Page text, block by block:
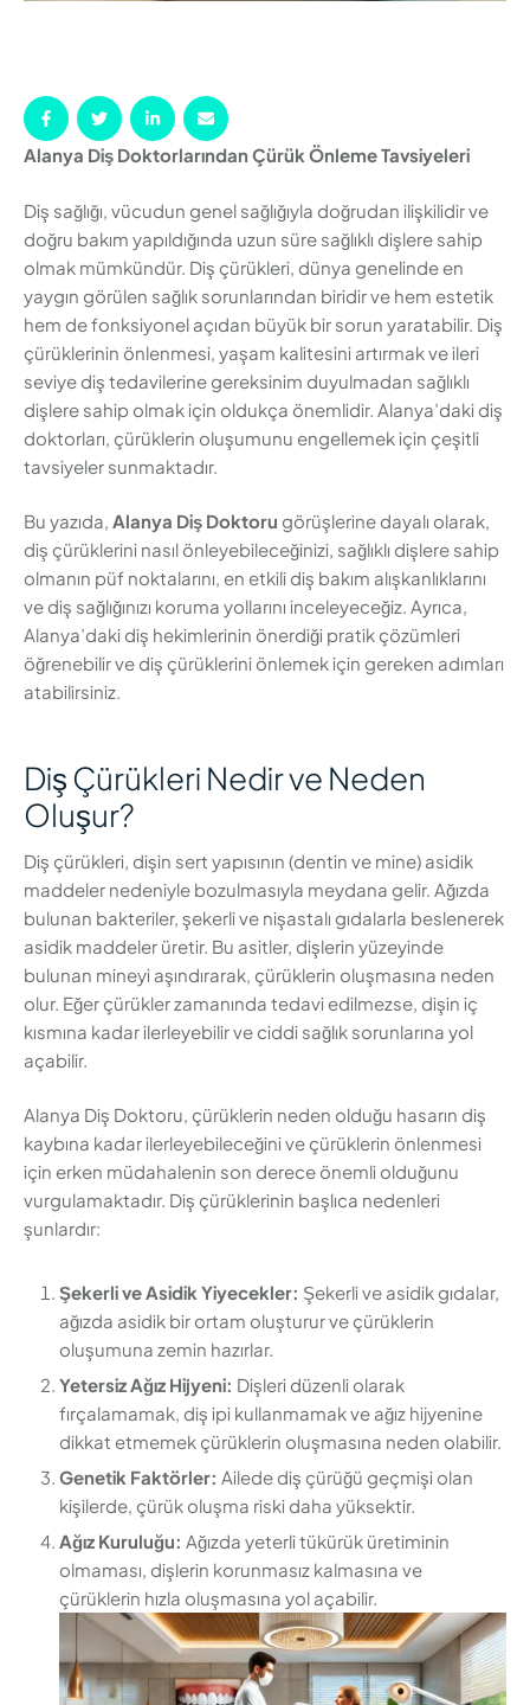
Alanya Diş Doktorlarından Çürük Önleme Tavsiyeleri
Diş sağlığı, vücudun genel sağlığıyla doğrudan ilişkilidir ve
doğru bakım yapıldığında uzun süre sağlıklı dişlere sahip
olmak mümkündür. Diş çürükleri, dünya genelinde en
yaygın görülen sağlık sorunlarından biridir ve hem estetik
hem de fonksiyonel açıdan büyük bir sorun yaratabilir. Diş
çürüklerinin önlenmesi, yaşam kalitesini artırmak ve ileri
seviye diş tedavilerine gereksinim duyulmadan sağlıklı
dişlere sahip olmak için oldukça önemlidir. Alanya’daki diş
doktorları, çürüklerin oluşumunu engellemek için çeşitli
tavsiyeler sunmaktadır.
Bu yazıda, Alanya Diş Doktoru görüşlerine dayalı olarak,
diş çürüklerini nasıl önleyebileceğinizi, sağlıklı dişlere sahip
olmanın püf noktalarını, en etkili diş bakım alışkanlıklarını
ve diş sağlığınızı koruma yollarını inceleyeceğiz. Ayrıca,
Alanya’daki diş hekimlerinin önerdiği pratik çözümleri
öğrenebilir ve diş çürüklerini önlemek için gereken adımları
atabilirsiniz.
Diş Çürükleri Nedir ve Neden
Oluşur?
Diş çürükleri, dişin sert yapısının (dentin ve mine) asidik
maddeler nedeniyle bozulmasıyla meydana gelir. Ağızda
bulunan bakteriler, şekerli ve nişastalı gıdalarla beslenerek
asidik maddeler üretir. Bu asitler, dişlerin yüzeyinde
bulunan mineyi aşındırarak, çürüklerin oluşmasına neden
olur. Eğer çürükler zamanında tedavi edilmezse, dişin iç
kısmına kadar ilerleyebilir ve ciddi sağlık sorunlarına yol
açabilir.
Alanya Diş Doktoru, çürüklerin neden olduğu hasarın diş
kaybına kadar ilerleyebileceğini ve çürüklerin önlenmesi
için erken müdahalenin son derece önemli olduğunu
vurgulamaktadır. Diş çürüklerinin başlıca nedenleri
şunlardır:
Şekerli ve Asidik Yiyecekler: Şekerli ve asidik gıdalar,
ağızda asidik bir ortam oluşturur ve çürüklerin
oluşumuna zemin hazırlar.
Yetersiz Ağız Hijyeni: Dişleri düzenli olarak
fırçalamamak, diş ipi kullanmamak ve ağız hijyenine
dikkat etmemek çürüklerin oluşmasına neden olabilir.
Genetik Faktörler: Ailede diş çürüğü geçmişi olan
kişilerde, çürük oluşma riski daha yüksektir.
Ağız Kuruluğu: Ağızda yeterli tükürük üretiminin
olmaması, dişlerin korunmasız kalmasına ve
çürüklerin hızla oluşmasına yol açabilir.